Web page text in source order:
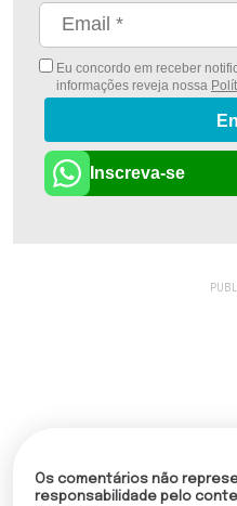
Eu concordo em receber
informações reveja nossa
Inscreva-se
Os comentários não
responsabilidade pelo